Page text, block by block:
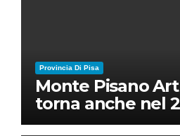
Provincia Di Pisa
Monte Pisano
torna anche nel